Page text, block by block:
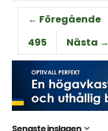
fälthackar.
← Föregående
495
Nästa →